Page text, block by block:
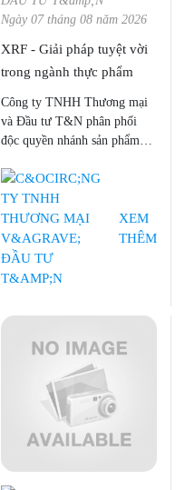
Ngày 07 tháng 08 năm 2026
XRF - Giải pháp tuyệt vời
trong ngành thực phẩm
Công ty TNHH Thương mại
và Đầu tư T&N phân phối
độc quyền nhánh sản phẩm
với micro XRF, T-XRF, HH-
XRF của Bruker BNA.
XEM
THÊM